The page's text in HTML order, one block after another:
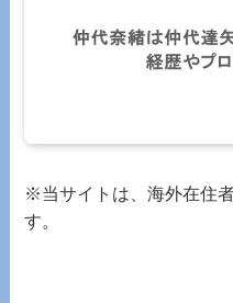
※当サイトは、海外在住
す。